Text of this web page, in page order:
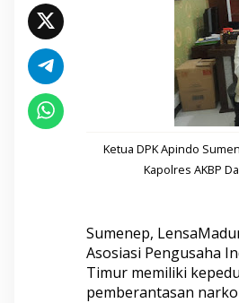
p
i
u
m
e
n
Ketua DPK Apindo
Kapolres AKBP
Sumenep,
Asosiasi Pengusaha
Timur memiliki
pemberantasan